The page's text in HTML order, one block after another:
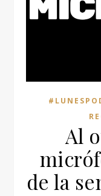
Al
de la